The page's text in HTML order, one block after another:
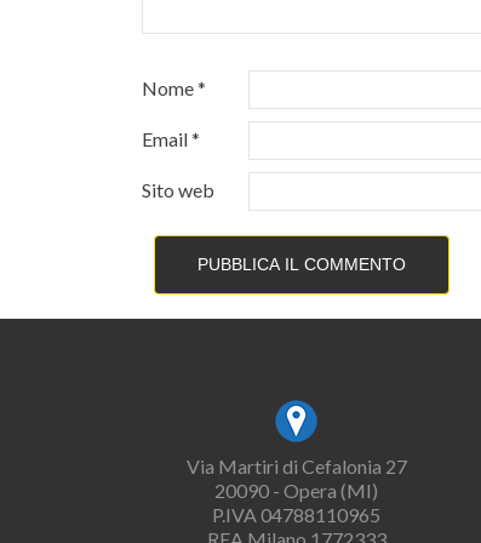
Nome*
Email*
Sito web
Via Martiri di Cefalonia 27
20090 - Opera (MI)
P.IVA 04788110965